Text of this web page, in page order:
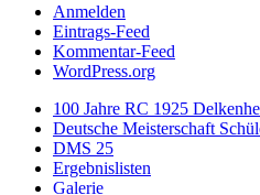
Anmelden
Eintrags-Feed
Kommentar-Feed
WordPress.org
100 Jahre RC 1925
Deutsche Meisterschaft
DMS 25
Ergebnislisten
Galerie